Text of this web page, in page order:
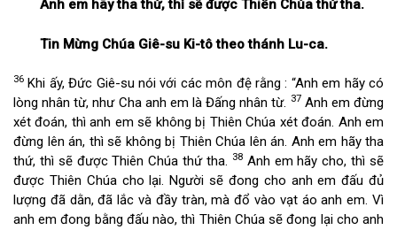
Anh em hãy tha thứ, thì sẽ được Thiên Chúa thứ tha.
Tin Mừng Chúa Giê-su Ki-tô theo thánh Lu-ca.
36 Khi ấy, Đức Giê-su nói với các môn đệ rằng : “Anh em hãy có
lòng nhân từ, như Cha anh em là Đấng nhân từ. 37Anh em đừng
xét đoán, thì anh em sẽ không bị Thiên Chúa xét đoán. Anh em
đừng lên án, thì sẽ không bị Thiên Chúa lên án. Anh em hãy tha
thứ, thì sẽ được Thiên Chúa thứ tha. 38Anh em hãy cho, thì sẽ
được Thiên Chúa cho lại. Người sẽ đong cho anh em đấu đủ
lượng đã dằn, đã lắc và đầy tràn, mà đổ vào vạt áo anh em. Vì
anh em đong bằng đấu nào, thì Thiên Chúa sẽ đong lại cho anh